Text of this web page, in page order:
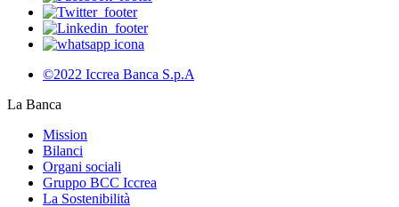
©2022 Iccrea Banca S.p.A
La Banca
Mission
Bilanci
Organi sociali
Gruppo BCC Iccrea
La Sostenibilità